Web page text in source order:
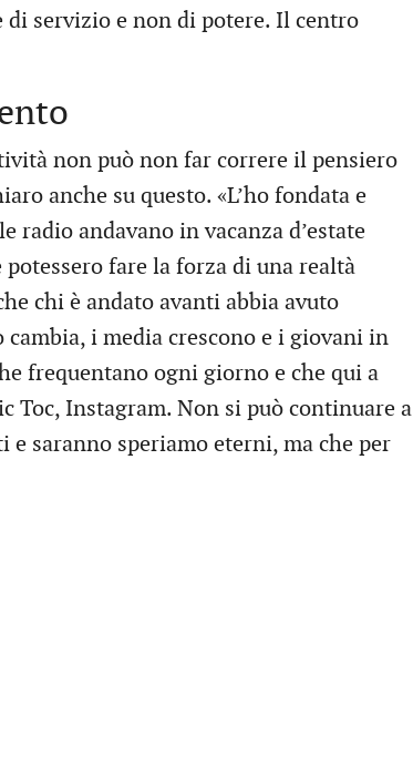
servizio e non di potere. Il centro
non può non far correre il pensiero
anche su questo. «L’ho fondata e
radio andavano in vacanza d’estate
fare la forza di una realtà
chi è andato avanti abbia avuto
i media crescono e i giovani in
frequentano ogni giorno e che qui a
Toc, Instagram. Non si può continuare a
saranno speriamo eterni, ma che per